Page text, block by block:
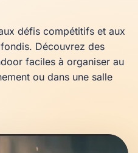
défis compétitifs et aux
Découvrez des
faciles à organiser au
ou dans une salle